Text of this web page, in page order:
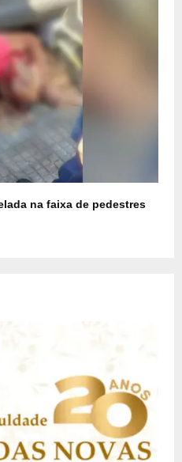
na faixa de pedestres